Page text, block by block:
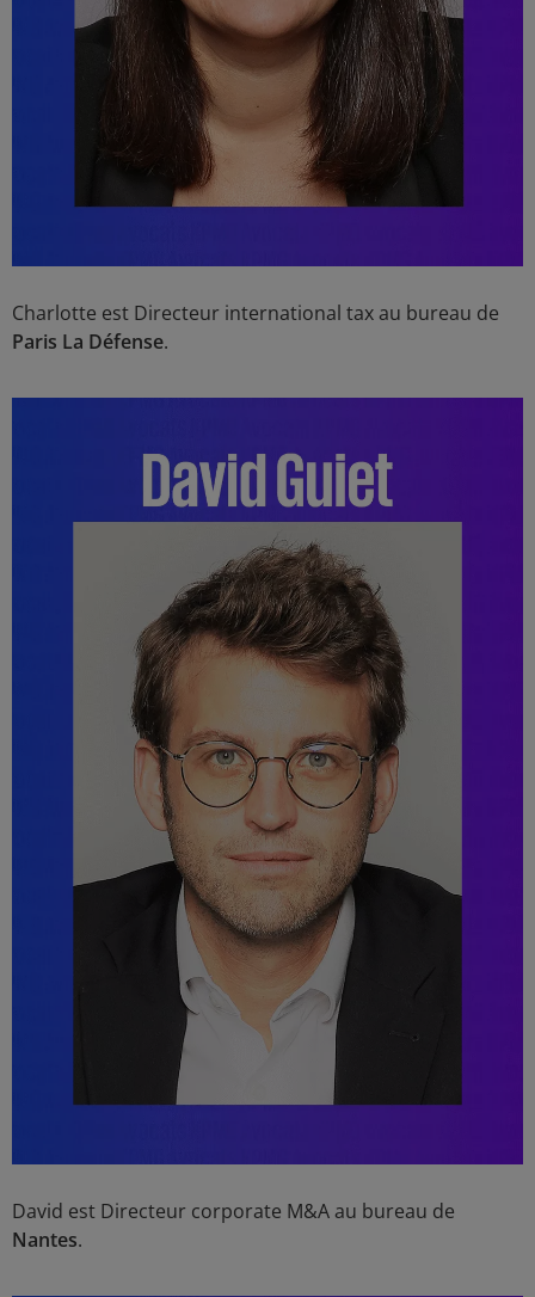
Charlotte est Directeur international tax au bureau de
Paris La Défense.
David est Directeur corporate M&A au bureau de
Nantes.